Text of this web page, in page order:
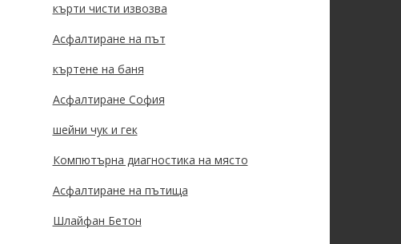
кърти чисти извозва
Асфалтиране на път
къртене на баня
Асфалтиране София
шейни чук и гек
Компютърна диагностика на място
Асфалтиране на пътища
Шлайфан Бетон